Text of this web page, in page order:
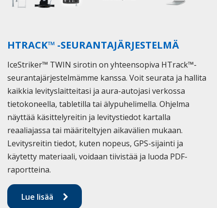
HTRACK™ -SEURANTAJÄRJESTELMÄ
IceStriker™ TWIN sirotin on yhteensopiva HTrack™-
seurantajärjestelmämme kanssa. Voit seurata ja hallita
kaikkia levityslaitteitasi ja aura-autojasi verkossa
tietokoneella, tabletilla tai älypuhelimella. Ohjelma
näyttää käsittelyreitin ja levitystiedot kartalla
reaaliajassa tai määriteltyjen aikavälien mukaan.
Levitysreitin tiedot, kuten nopeus, GPS-sijainti ja
käytetty materiaali, voidaan tiivistää ja luoda PDF-
raportteina.
Lue lisää